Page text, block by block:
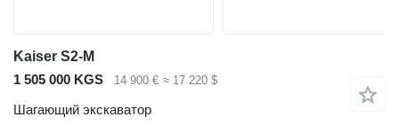
Kaiser S2-M
1 505 000 KGS
14 900 € ≈ 17 220 $
Шагающий экскаватор